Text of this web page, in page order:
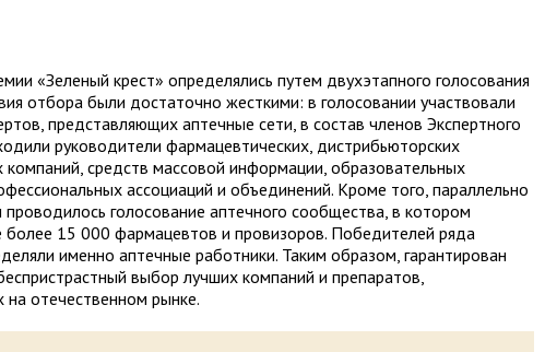
«Зеленый крест» определялись путем двухэтапного голосования
отбора были достаточно жесткими: в голосовании участвовали
представляющих аптечные сети, в состав членов Экспертного
руководители фармацевтических, дистрибьюторских
компаний, средств массовой информации, образовательных
ассоциаций и объединений. Кроме того, параллельно
проводилось голосование аптечного сообщества, в котором
более 15 000 фармацевтов и провизоров. Победителей ряда
именно аптечные работники. Таким образом, гарантирован
выбор лучших компаний и препаратов,
на отечественном рынке.